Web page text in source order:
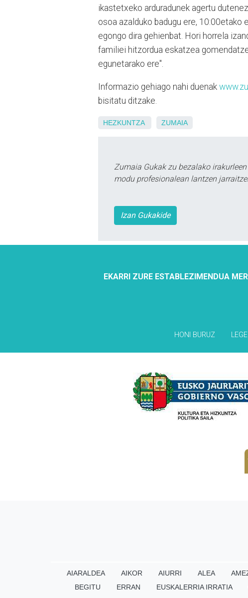
ikastetxeko arduradunek agertu
osoa azalduko badugu ere,
egongo dira gehienbat. Hori horrela
familiei hitzordua eskatzea
egunetarako ere".
Informazio gehiago nahi duenak
bisitatu ditzake.
HEZKUNTZA ZUMAIA
Zumaia Gukak zu bezalako
modu profesionalean lantzen
Izan Gukakide
EKARRI ZURE ESTABLEZIMENDUA
HONI BURUZ
AIARALDEA AIKOR AIURRI ALEA
BEGITU
ERRAN EUSKALERRIA IRRATIA